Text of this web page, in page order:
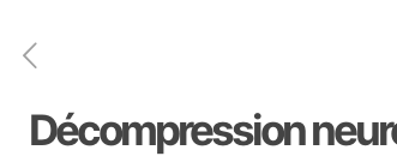
Décompression